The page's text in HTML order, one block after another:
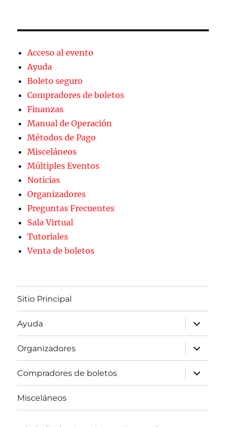
Acceso al evento
Ayuda
Boleto seguro
Compradores de boletos
Finanzas
Manual de Operación
Métodos de Pago
Misceláneos
Múltiples Eventos
Noticias
Organizadores
Preguntas Frecuentes
Sala Virtual
Tutoriales
Venta de boletos
Sitio Principal
Ayuda
expande
el
menú
inferior
Organizadores
expande
el
menú
inferior
Compradores de boletos
expande
el
menú
Misceláneos